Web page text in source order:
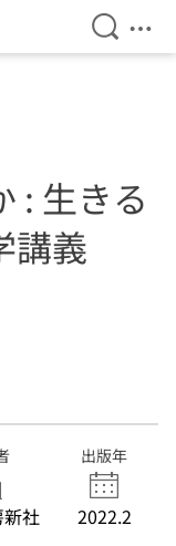
検索を
メ
: 生きる
講義
社
出版年
2022.2